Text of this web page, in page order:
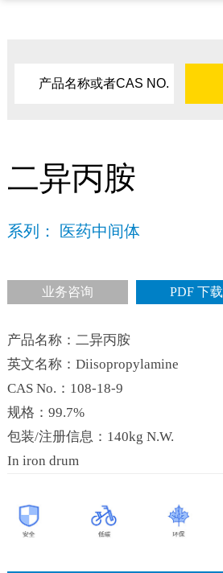
二异丙胺
系列： 医药中间体
业务咨询 PDF 下载
产品名称：二异丙胺
英文名称：Diisopropylamine
CAS No.：108-18-9
规格：99.7%
包装/注册信息：140kg N.W.
In iron drum